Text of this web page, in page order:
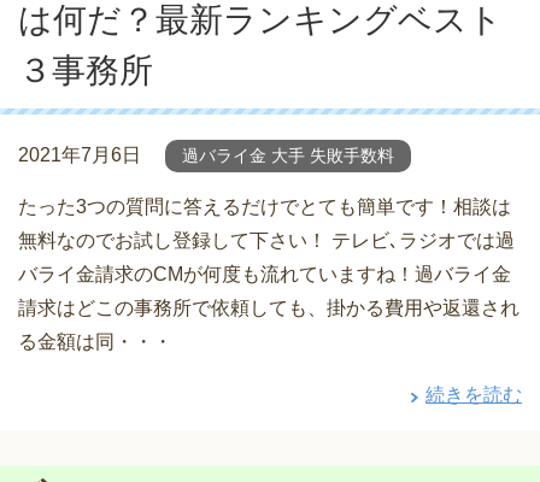
は何だ？最新ランキングベスト
３事務所
2021年7月6日 過バライ金 大手 失敗手数料
たった3つの質問に答えるだけでとても簡単です！相談は
無料なのでお試し登録して下さい！ テレビ､ラジオでは過
バライ金請求のCMが何度も流れていますね！過バライ金
請求はどこの事務所で依頼しても、掛かる費用や返還され
る金額は同・・・
続きを読む